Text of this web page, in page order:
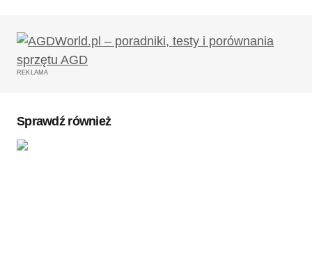
REKLAMA
Sprawdź również